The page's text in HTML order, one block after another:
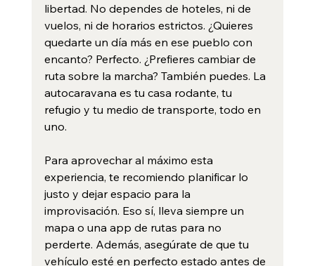
libertad. No dependes de hoteles, ni de
vuelos, ni de horarios estrictos. ¿Quieres
quedarte un día más en ese pueblo con
encanto? Perfecto. ¿Prefieres cambiar de
ruta sobre la marcha? También puedes. La
autocaravana es tu casa rodante, tu
refugio y tu medio de transporte, todo en
uno.
Para aprovechar al máximo esta
experiencia, te recomiendo planificar lo
justo y dejar espacio para la
improvisación. Eso sí, lleva siempre un
mapa o una app de rutas para no
perderte. Además, asegúrate de que tu
vehículo esté en perfecto estado antes de